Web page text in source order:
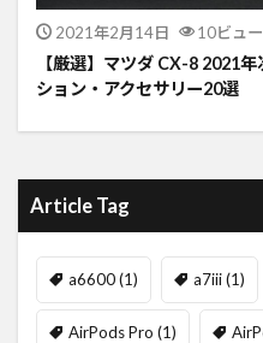
2021年2月14日 10ビュー
【厳選】マツダ CX-8 2021
ション・アクセサリー20選
Article Tag
a6600(1) a7iii(1)
AirPods Pro (1)